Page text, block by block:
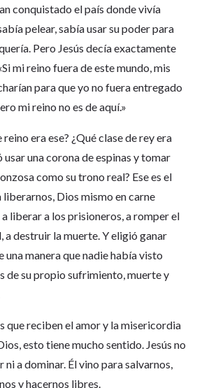
conquistado el país donde vivía
pelear, sabía usar su poder para
Pero Jesús decía exactamente
mi reino fuera de este mundo, mis
para que yo no fuera entregado
mi reino no es de aquí.»
reino era ese? ¿Qué clase de rey era
usar una corona de espinas y tomar
como su trono real? Ese es el
liberarnos, Dios mismo en carne
a liberar a los prisioneros, a romper el
a destruir la muerte. Y eligió ganar
una manera que nadie había visto
de su propio sufrimiento, muerte y
que reciben el amor y la misericordia
esto tiene mucho sentido. Jesús no
ni a dominar. Él vino para salvarnos,
y hacernos libres.